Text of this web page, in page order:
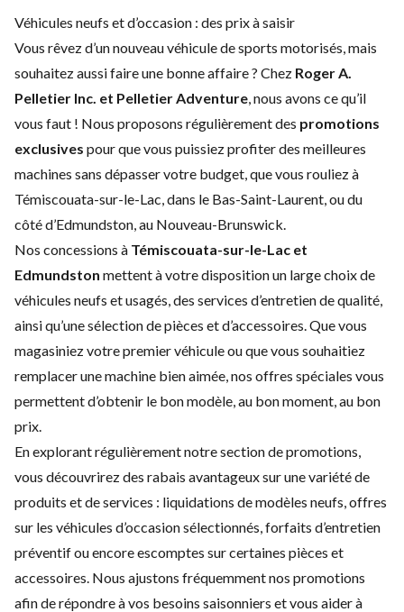
Véhicules neufs et d’occasion : des prix à saisir
Vous rêvez d’un nouveau véhicule de sports motorisés, mais
souhaitez aussi faire une bonne affaire ? Chez Roger A.
Pelletier Inc. et Pelletier Adventure , nous avons ce qu’il
vous faut ! Nous proposons régulièrement des promotions
exclusives pour que vous puissiez profiter des meilleures
machines sans dépasser votre budget, que vous rouliez à
Témiscouata-sur-le-Lac, dans le Bas-Saint-Laurent, ou du
côté d’Edmundston, au Nouveau-Brunswick.
Nos concessions à Témiscouata-sur-le-Lac et
Edmundston mettent à votre disposition un large choix de
véhicules neufs etusagés , des services d’entretiende qualité,
ainsi qu’une sélection depièces et d’accessoires . Que vous
magasiniez votre premier véhicule ou que vous souhaitiez
remplacer une machine bien aimée, nos offres spéciales vous
permettent d’obtenir le bon modèle, au bon moment, au bon
prix.
En explorant régulièrement notre section de promotions,
vous découvrirez des rabais avantageux sur une variété de
produits et de services : liquidations demodèles neufs , offres
sur les véhicules d’occasionsélectionnés, forfaits d’entretien
préventifou encore escomptes sur certaines pièces et
accessoires . Nous ajustons fréquemment nos promotions
afin de répondre à vos besoins saisonniers et vous aider à